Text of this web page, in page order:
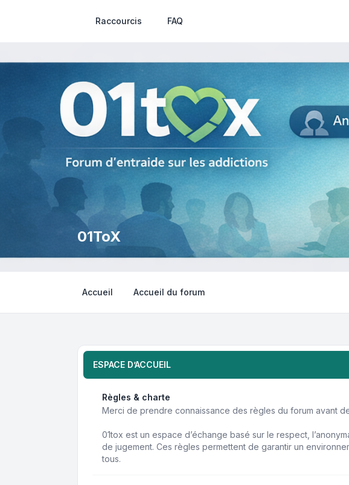
Raccourcis FAQ
01ToX
Accueil Accueil du forum
ESPACE D’ACCUEIL
Règles & charte
Merci de prendre connaissance des règles du forum avant
01tox est un espace d’échange basé sur le respect,
de jugement. Ces règles permettent de garantir un
tous.